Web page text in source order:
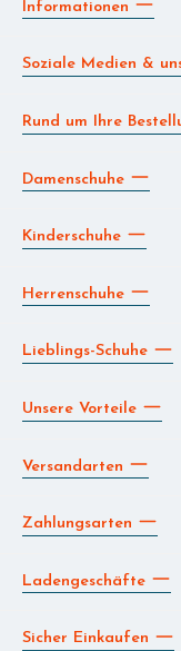
Informationen
Soziale Medien &
Rund um Ihre
Damenschuhe
Kinderschuhe
Herrenschuhe
Lieblings-Schuhe
Unsere Vorteile
Versandarten
Zahlungsarten
Ladengeschäfte
Sicher Einkaufen